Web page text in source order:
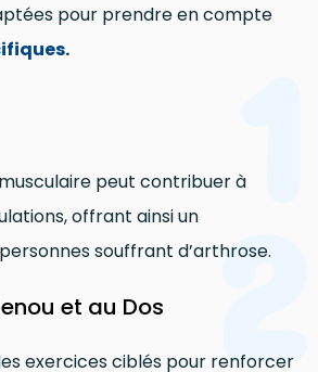
pour prendre en compte
. 1
peut contribuer à
offrant ainsi un
souffrant d’arthrose.
2
et au Dos
exercices ciblés pour renforcer